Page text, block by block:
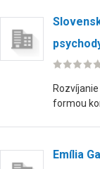
formou
Emília